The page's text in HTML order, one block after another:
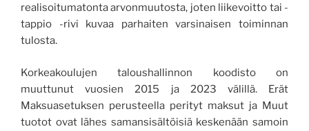
realisoitumatonta arvonmuutosta, joten liikevoitto tai -
tappio -rivi kuvaa parhaiten varsinaisen toiminnan
tulosta.
Korkeakoulujen taloushallinnon koodisto on
muuttunut vuosien 2015 ja 2023 välillä. Erät
Maksuasetuksen perusteella perityt maksut ja Muut
tuotot ovat lähes samansisältöisiä keskenään samoin